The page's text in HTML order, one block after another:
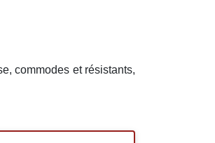
commodes et résistants,